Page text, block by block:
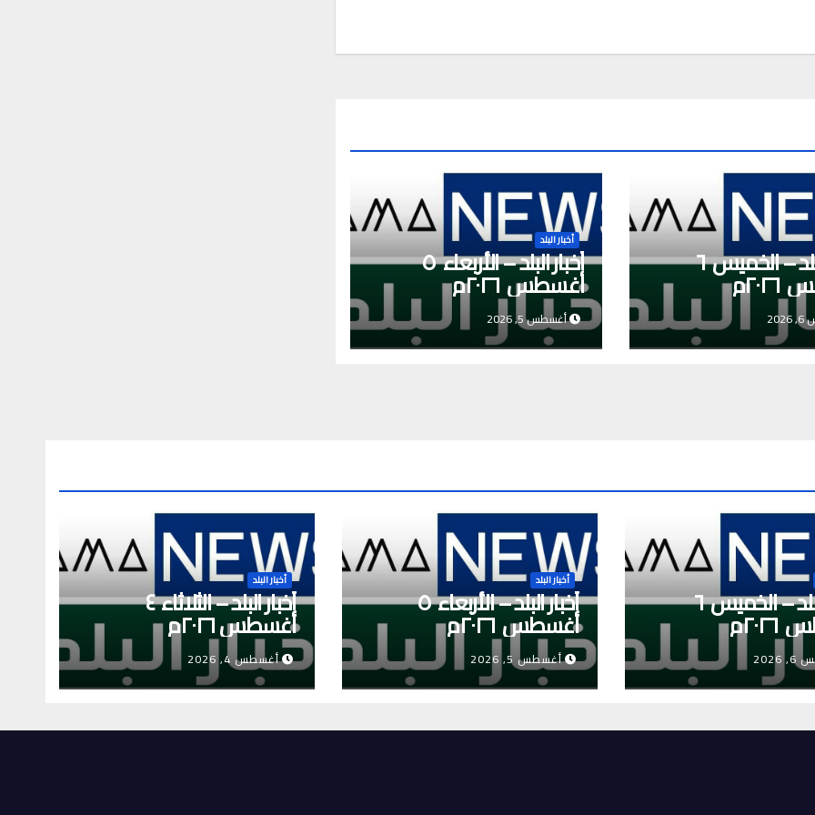
أخبار البلد – الخميس ٦
أخبار البلد
أخبار البلد – الأربعاء ٥
أغسطس ٢٠٢٦م
أغسطس 5, 2026
أخبار البلد – الخميس ٦
أخبار البلد
أخبار البلد – الأربعاء ٥
أغسطس ٢٠٢٦م
أغسطس 5, 2026
أخبار البلد
أخبار البلد – الثلاثاء ٤
أغسطس ٢٠٢٦م
أغسطس 4, 2026